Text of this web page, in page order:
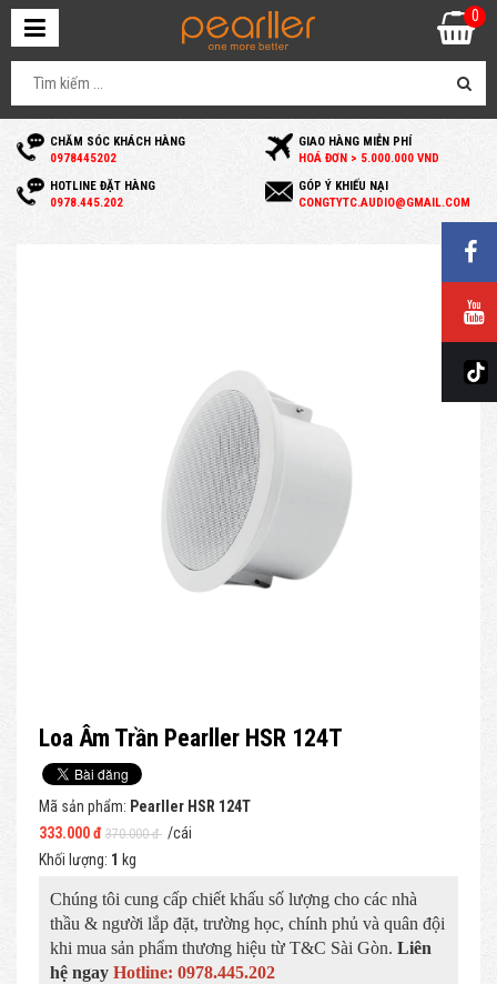
CHĂM SÓC KHÁCH HÀNG
0978445202
GIAO HÀNG MIỄN PHÍ
HOÁ ĐƠN > 5.000.000 VND
HOTLINE ĐẶT HÀNG
0978.445.202
GÓP Ý KHIẾU NẠI
CONGTYTC.AUDIO@GMAIL.COM
0
Loa Âm Trần Pearller HSR 124T
Mã sản phẩm: Pearller HSR 124T
333.000 đ 370.000 đ /cái
Khối lượng: 1 kg
Chúng tôi cung cấp chiết khấu số lượng cho các nhà
thầu & người lắp đặt, trường học, chính phủ và quân đội
khi mua sản phẩm thương hiệu từ T&C Sài Gòn. Liên
hệ ngay Hotline: 0978.445.202